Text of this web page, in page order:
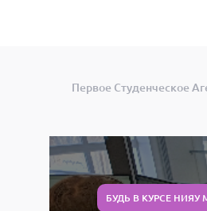
Первое Студенческое
БУДЬ В КУРСЕ НИЯУ